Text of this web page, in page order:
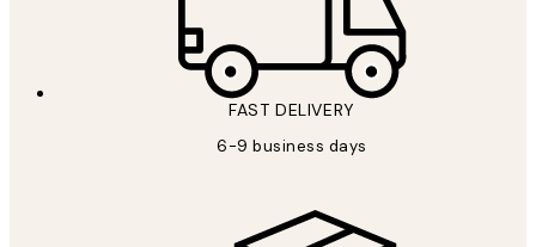
FAST DELIVERY
6-9 business days